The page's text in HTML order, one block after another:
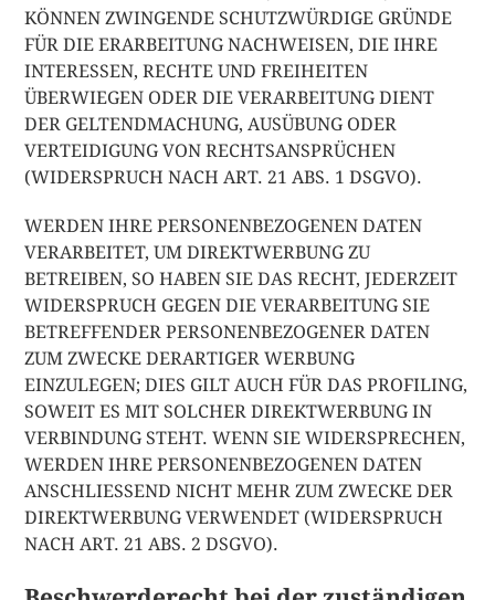
KÖNNEN ZWINGENDE SCHUTZWÜRDIGE GRÜNDE
FÜR DIE ERARBEITUNG NACHWEISEN, DIE IHRE
INTERESSEN, RECHTE UND FREIHEITEN
ÜBERWIEGEN ODER DIE VERARBEITUNG DIENT
DER GELTENDMACHUNG, AUSÜBUNG ODER
VERTEIDIGUNG VON RECHTSANSPRÜCHEN
(WIDERSPRUCH NACH ART. 21 ABS. 1 DSGVO).
WERDEN IHRE PERSONENBEZOGENEN DATEN
VERARBEITET, UM DIREKTWERBUNG ZU
BETREIBEN, SO HABEN SIE DAS RECHT, JEDERZEIT
WIDERSPRUCH GEGEN DIE VERARBEITUNG SIE
BETREFFENDER PERSONENBEZOGENER DATEN
ZUM ZWECKE DERARTIGER WERBUNG
EINZULEGEN; DIES GILT AUCH FÜR DAS PROFILING,
SOWEIT ES MIT SOLCHER DIREKTWERBUNG IN
VERBINDUNG STEHT. WENN SIE WIDERSPRECHEN,
WERDEN IHRE PERSONENBEZOGENEN DATEN
ANSCHLIESSEND NICHT MEHR ZUM ZWECKE DER
DIREKTWERBUNG VERWENDET (WIDERSPRUCH
NACH ART. 21 ABS. 2 DSGVO).